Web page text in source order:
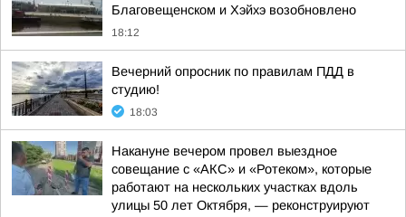
Благовещенском и Хэйхэ возобновлено
18:12
Вечерний опросник по правилам ПДД в
студию!
18:03
Накануне вечером провел выездное
совещание с «АКС» и «Ротеком», которые
работают на нескольких участках вдоль
улицы 50 лет Октября, — реконструируют